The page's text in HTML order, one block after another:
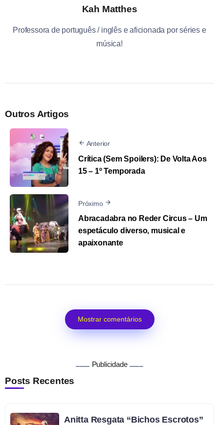
Kah Matthes
Professora de português / inglês e aficionada por séries e
música!
Outros Artigos
Anterior
Crítica (Sem Spoilers): De Volta Aos
15 – 1º Temporada
Próximo
Abracadabra no Reder Circus – Um
espetáculo diverso, musical e
apaixonante
Mostrar comentários
Publicidade
Posts Recentes
Anitta Resgata “Bichos Escrotos”